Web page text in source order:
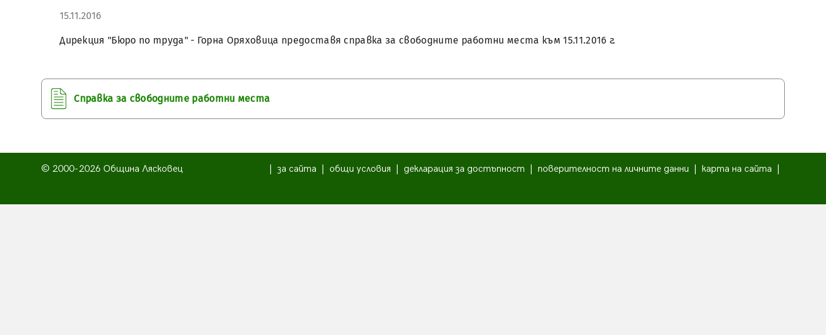
15.11.2016
Дирекция "Бюро по труда" - Горна Оряховица предоставя справка за свободните работни места към 15.11.2016 г.
Справка за свободните работни места
© 2000-2026 Община Лясковец за сайта общи условия декларация за достъпност поверителност на личните данни карта на сайта